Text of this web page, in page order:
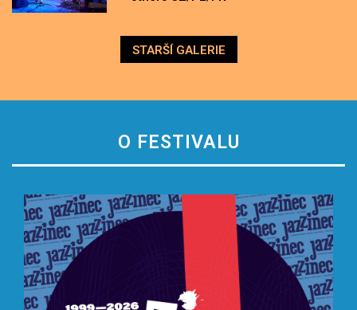
STARŠÍ GALERIE
O FESTIVALU